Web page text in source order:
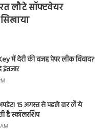
लौटे सॉफ्टवेयर
में देरी की वजह पेपर लीक विवाद?
इंतजार
अपडेट! 15 अगस्त से पहले कर लें ये
है स्कॉलरशिप